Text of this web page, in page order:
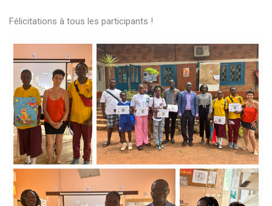
Félicitations à tous les participants !